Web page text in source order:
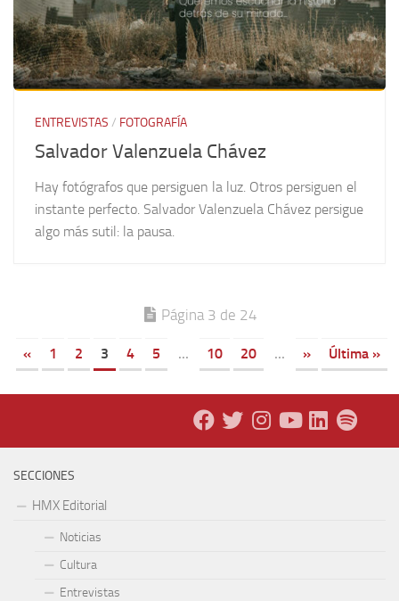
ENTREVISTAS / FOTOGRAFÍA
Salvador Valenzuela Chávez
Hay fotógrafos que persiguen la luz. Otros persiguen el
instante perfecto. Salvador Valenzuela Chávez persigue
algo más sutil: la pausa.
Página 3 de 24
« 1 2 3 4 5 ... 10 20 ... » Última »
SECCIONES
HMX Editorial
Noticias
Cultura
Entrevistas